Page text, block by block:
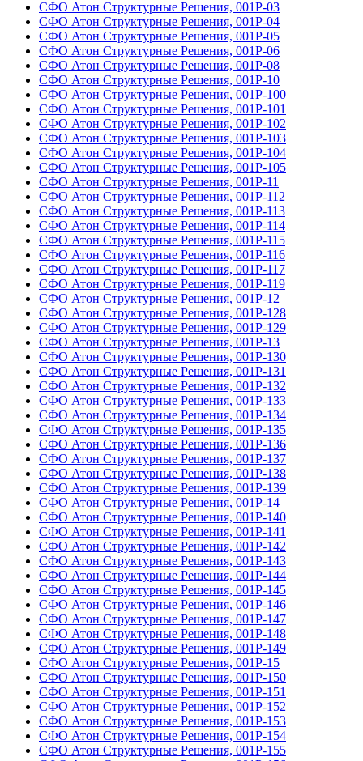
СФО Атон Структурные Решения, 001Р-03
СФО Атон Структурные Решения, 001Р-04
СФО Атон Структурные Решения, 001Р-05
СФО Атон Структурные Решения, 001Р-06
СФО Атон Структурные Решения, 001Р-08
СФО Атон Структурные Решения, 001Р-10
СФО Атон Структурные Решения, 001Р-100
СФО Атон Структурные Решения, 001Р-101
СФО Атон Структурные Решения, 001Р-102
СФО Атон Структурные Решения, 001Р-103
СФО Атон Структурные Решения, 001Р-104
СФО Атон Структурные Решения, 001Р-105
СФО Атон Структурные Решения, 001Р-11
СФО Атон Структурные Решения, 001Р-112
СФО Атон Структурные Решения, 001Р-113
СФО Атон Структурные Решения, 001Р-114
СФО Атон Структурные Решения, 001Р-115
СФО Атон Структурные Решения, 001Р-116
СФО Атон Структурные Решения, 001Р-117
СФО Атон Структурные Решения, 001Р-119
СФО Атон Структурные Решения, 001Р-12
СФО Атон Структурные Решения, 001Р-128
СФО Атон Структурные Решения, 001Р-129
СФО Атон Структурные Решения, 001Р-13
СФО Атон Структурные Решения, 001Р-130
СФО Атон Структурные Решения, 001Р-131
СФО Атон Структурные Решения, 001Р-132
СФО Атон Структурные Решения, 001Р-133
СФО Атон Структурные Решения, 001Р-134
СФО Атон Структурные Решения, 001Р-135
СФО Атон Структурные Решения, 001Р-136
СФО Атон Структурные Решения, 001Р-137
СФО Атон Структурные Решения, 001Р-138
СФО Атон Структурные Решения, 001Р-139
СФО Атон Структурные Решения, 001Р-14
СФО Атон Структурные Решения, 001Р-140
СФО Атон Структурные Решения, 001Р-141
СФО Атон Структурные Решения, 001Р-142
СФО Атон Структурные Решения, 001Р-143
СФО Атон Структурные Решения, 001Р-144
СФО Атон Структурные Решения, 001Р-145
СФО Атон Структурные Решения, 001Р-146
СФО Атон Структурные Решения, 001Р-147
СФО Атон Структурные Решения, 001Р-148
СФО Атон Структурные Решения, 001Р-149
СФО Атон Структурные Решения, 001Р-15
СФО Атон Структурные Решения, 001Р-150
СФО Атон Структурные Решения, 001Р-151
СФО Атон Структурные Решения, 001Р-152
СФО Атон Структурные Решения, 001Р-153
СФО Атон Структурные Решения, 001Р-154
СФО Атон Структурные Решения, 001Р-155